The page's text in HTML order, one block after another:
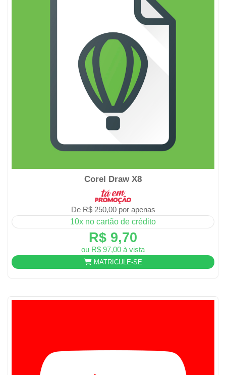
Corel Draw X8
De R$ 250,00 por apenas
10x no cartão de crédito
R$ 9,70
ou R$ 97,00 à vista
MATRICULE-SE